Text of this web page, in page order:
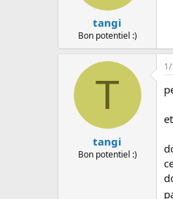
tangi
Bon potentiel :)
T
tangi
Bon potentiel :)